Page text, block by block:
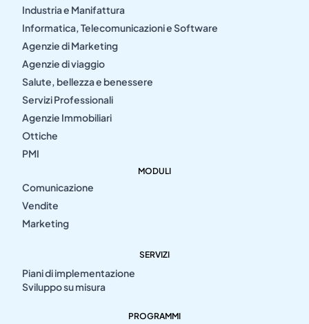
Industria e Manifattura
Informatica, Telecomunicazioni e Software
Agenzie di Marketing
Agenzie di viaggio
Salute, bellezza e benessere
Servizi Professionali
Agenzie Immobiliari
Ottiche
PMI
MODULI
Comunicazione
Vendite
Marketing
SERVIZI
Piani di implementazione
Sviluppo su misura
PROGRAMMI